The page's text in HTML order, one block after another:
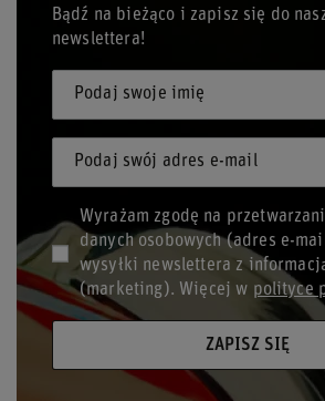
Bądź na bieżąco i zapisz się do
newslettera!
Podaj swoje imię
Podaj swój adres e-mail
Wyrażam zgodę na
danych osobowych (adres e-
wysyłki newslettera z
(marketing). Więcej w polityce
ZAPISZ SIĘ